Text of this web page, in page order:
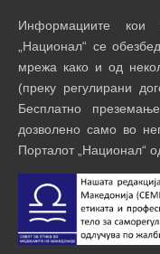
Информациите
„Национал“ се
мрежа како и од
(преку регулирани
Бесплатно
дозволено само во
Порталот „Национал“